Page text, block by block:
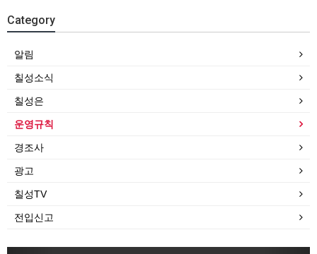
Category
알림
칠성소식
칠성은
운영규칙
경조사
광고
칠성TV
전입신고